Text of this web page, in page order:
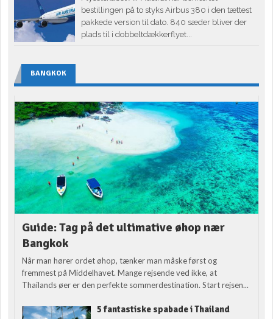
bestillingen på to styks Airbus 380 i den tættest
pakkede version til dato. 840 sæder bliver der
plads til i dobbeltdækkerflyet...
BANGKOK
Guide: Tag på det ultimative øhop nær
Bangkok
Når man hører ordet øhop, tænker man måske først og
fremmest på Middelhavet. Mange rejsende ved ikke, at
Thailands øer er den perfekte sommerdestination. Start rejsen...
5 fantastiske spabade i Thailand